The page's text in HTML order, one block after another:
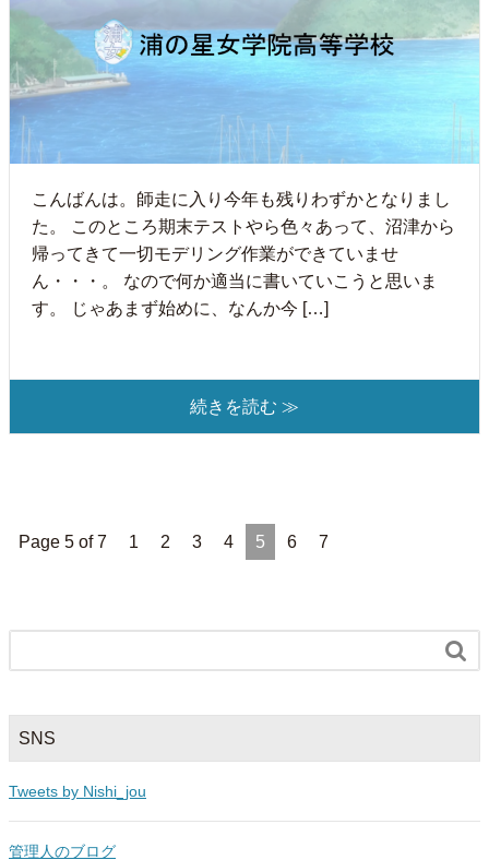
こんばんは。師走に入り今年も残りわずかとなりまし
た。 このところ期末テストやら色々あって、沼津から
帰ってきて一切モデリング作業ができていませ
ん・・・。 なので何か適当に書いていこうと思いま
す。 じゃあまず始めに、なんか今 […]
続きを読む ≫
Page 5 of 7 1 2 3 4 5 6 7

SNS
Tweets by Nishi_jou
管理人のブログ